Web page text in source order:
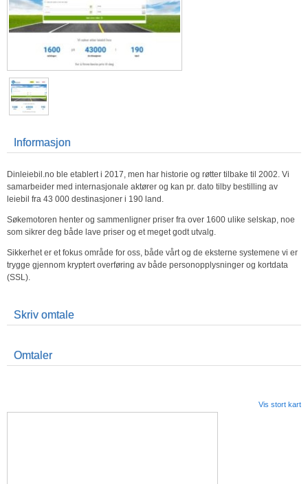
Informasjon
Dinleiebil.no ble etablert i 2017, men har historie og røtter tilbake til 2002. Vi
samarbeider med internasjonale aktører og kan pr. dato tilby bestilling av
leiebil fra 43 000 destinasjoner i 190 land.
Søkemotoren henter og sammenligner priser fra over 1600 ulike selskap, noe
som sikrer deg både lave priser og et meget godt utvalg.
Sikkerhet er et fokus område for oss, både vårt og de eksterne systemene vi er
trygge gjennom kryptert overføring av både personopplysninger og kortdata
(SSL).
Skriv omtale
Omtaler
Vis stort kart